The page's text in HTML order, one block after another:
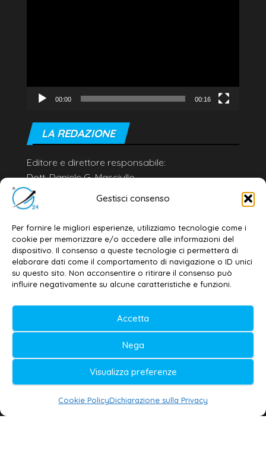
Gestisci consenso
Per fornire le migliori esperienze, utilizziamo tecnologie come i
cookie per memorizzare e/o accedere alle informazioni del
dispositivo. Il consenso a queste tecnologie ci permetterà di
elaborare dati come il comportamento di navigazione o ID unici
su questo sito. Non acconsentire o ritirare il consenso può
influire negativamente su alcune caratteristiche e funzioni.
Accetta
Nega
Visualizza preferenze
Cookie PolicyDichiarazione sulla Privacy
00:00 00:16
LA REDAZIONE
Editore e direttore responsabile:
Dott. Daniele G. Masciullo
Email:
redazione@galatina24.it
Privacy policy–Cookie policy
© 2020-2026 | Galatina24 ®
Testata iscritta al n. 11/2020 Registro della
Stampa Tribunale di Lecce
Editore e direttore responsabile:
Daniele G. Masciullo
Galatina24 è marchio registrato dal Ministero
delle Imprese